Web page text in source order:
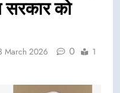
सरकार को
March 2026 0
1